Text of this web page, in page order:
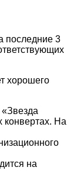
последние 3
хорошего
конвертах. На
на